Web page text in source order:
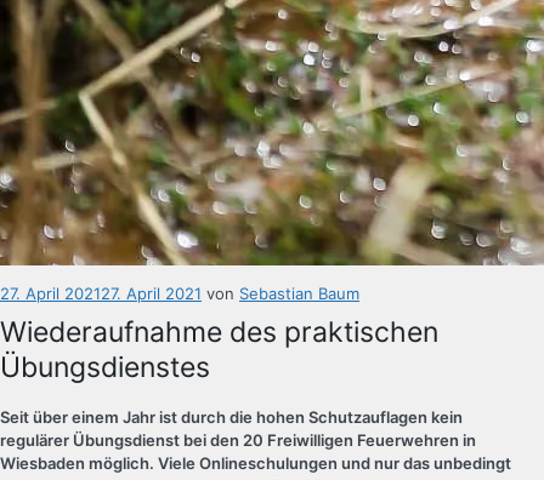
Veröffentlicht
27. April 202127. April 2021 von Sebastian Baum
Wiederaufnahme des praktischen
Übungsdienstes
Seit über einem Jahr ist durch die hohen Schutzauflagen kein
regulärer Übungsdienst bei den 20 Freiwilligen Feuerwehren in
Wiesbaden möglich. Viele Onlineschulungen und nur das unbedingt